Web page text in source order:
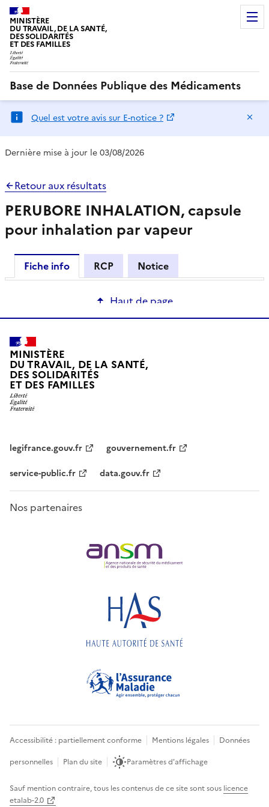
MINISTÈRE
DU TRAVAIL, DE LA SANTÉ,
DES SOLIDARITÉS
ET DES FAMILLES
Base de Données Publique des Médicaments
Quel est votre avis sur E-notice ?
Dernière mise à jour le 03/08/2026
Retour aux résultats
PERUBORE INHALATION, capsule
pour inhalation par vapeur
Fiche info RCP Notice
Haut de page
MINISTÈRE
DU TRAVAIL, DE LA SANTÉ,
DES SOLIDARITÉS
ET DES FAMILLES
legifrance.gouv.fr
gouvernement.fr
service-public.fr
data.gouv.fr
Nos partenaires
Accessibilité : partiellement conforme Mentions légales
Données
personnelles
Plan du site Paramètres d'affichage
Sauf mention contraire, tous les contenus de ce site sont sous licence
etalab-2.0